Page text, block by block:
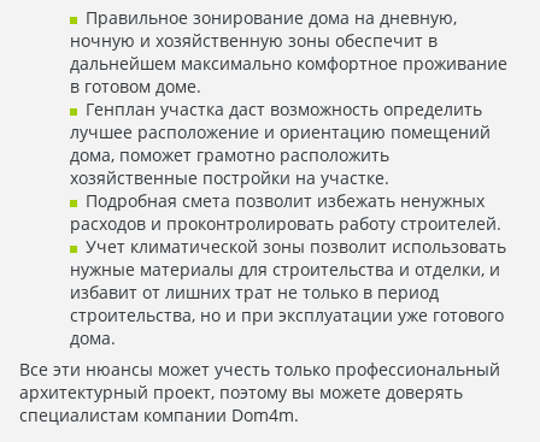
Правильное зонирование дома на дневную,
ночную и хозяйственную зоны обеспечит в
дальнейшем максимально комфортное проживание
в готовом доме.
Генплан участка даст возможность определить
лучшее расположение и ориентацию помещений
дома, поможет грамотно расположить
хозяйственные постройки на участке.
Подробная смета позволит избежать ненужных
расходов и проконтролировать работу строителей.
Учет климатической зоны позволит использовать
нужные материалы для строительства и отделки, и
избавит от лишних трат не только в период
строительства, но и при эксплуатации уже готового
дома.
Все эти нюансы может учесть только профессиональный
архитектурный проект, поэтому вы можете доверять
специалистам компании Dom4m.